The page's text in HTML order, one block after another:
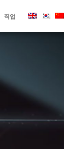
직업